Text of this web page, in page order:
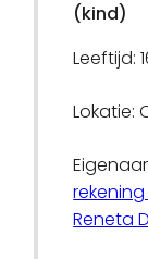
(kind)
Leeftijd:
Lokatie:
Reneta